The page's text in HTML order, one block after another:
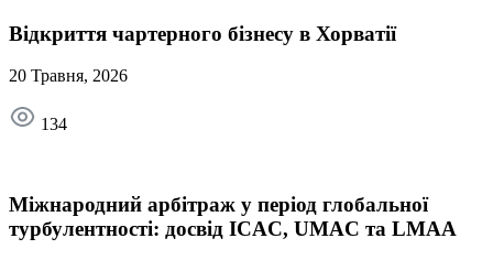
Відкриття чартерного бізнесу в Хорватії
20 Травня, 2026
134
Міжнародний арбітраж у період глобальної
турбулентності: досвід ICAC, UMAC та LMAA